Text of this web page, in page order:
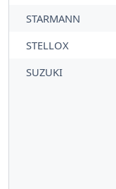
STARMANN
STELLOX
SUZUKI